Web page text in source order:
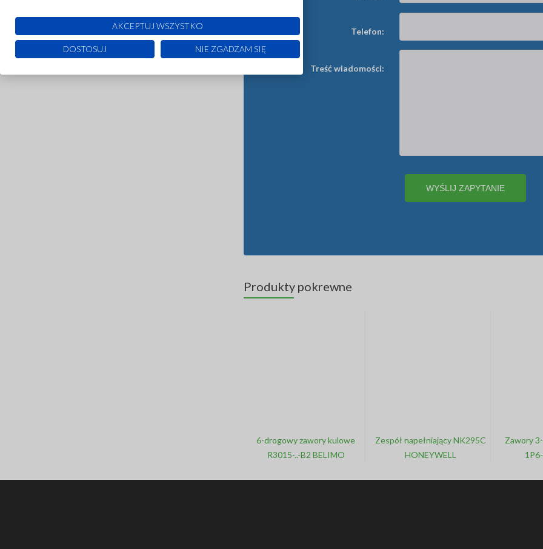
Telefon:
Treść wiadomości:
Produkty pokrewne
6-drogowy zawory kulowe
R3015-..-B2 BELIMO
Zespół napełniający NK295C
HONEYWELL
Zawory
AKCEPTUJ WSZYSTKO
DOSTOSUJ NIE ZGADZAM SIĘ